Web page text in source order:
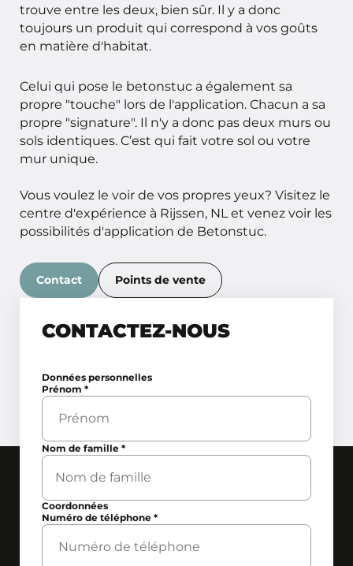
trouve entre les deux, bien sûr. Il y a donc
toujours un produit qui correspond à vos goûts
en matière d'habitat.
Celui qui pose le betonstuc a également sa
propre "touche" lors de l'application. Chacun a sa
propre "signature". Il n'y a donc pas deux murs ou
sols identiques. C’est qui fait votre sol ou votre
mur unique.
Vous voulez le voir de vos propres yeux? Visitez le
centre d'expérience à Rijssen, NL et venez voir les
possibilités d'application de Betonstuc.
Contact Points de vente
CONTACTEZ-NOUS
Données personnelles
Prénom*
Nom de famille*
Coordonnées
Numéro de téléphone*